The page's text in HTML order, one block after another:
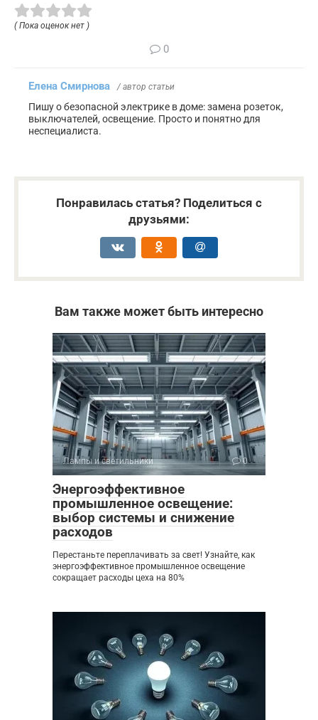
( Пока оценок нет )
0
Елена Смирнова / автор статьи
Пишу о безопасной электрике в доме: замена розеток,
выключателей, освещение. Просто и понятно для
неспециалиста.
Понравилась статья? Поделиться с
друзьями:
Вам также может быть интересно
Лампы и светильники 0
Энергоэффективное
промышленное освещение:
выбор системы и снижение
расходов
Перестаньте переплачивать за свет! Узнайте, как
энергоэффективное промышленное освещение
сокращает расходы цеха на 80%